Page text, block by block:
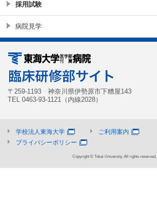
採用試験
病院見学
〒259-1193 神奈川県伊勢原市下糟屋143
TEL 0463-93-1121（内線2028）
学校法人東海大学
ご利用案内
プライバシーポリシー
Copyright © Tokai University. All rights reserved.